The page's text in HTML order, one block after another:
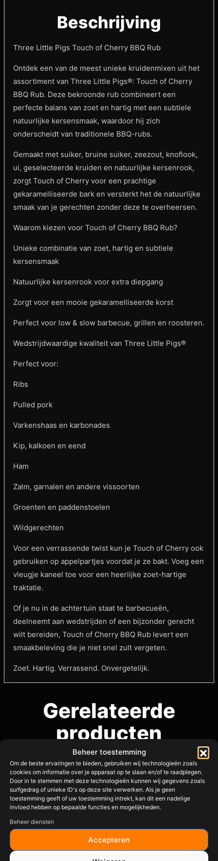
Beheer toestemming
Om de beste ervaringen te bieden, gebruiken wij technologieën zoals
cookies om informatie over je apparaat op te slaan en/of te raadplegen.
Door in te stemmen met deze technologieën kunnen wij gegevens zoals
surfgedrag of unieke ID's op deze site verwerken. Als je geen
toestemming geeft of uw toestemming intrekt, kan dit een nadelige
invloed hebben op bepaalde functies en mogelijkheden.
Beheer diensten
Accepteren
Beschrijving
Three Little Pigs Touch of Cherry BBQ Rub
Ontdek een van de meest unieke kruidenmixen uit het
assortiment van Three Little Pigs®: Touch of Cherry
BBQ Rub. Deze bekroonde rub combineert een
perfecte balans van zoet en hartig met een subtiele
natuurlijke kersensmaak, waardoor hij zich
onderscheidt van traditionele BBQ-rubs.
Gemaakt met suiker, bruine suiker, zeezout, knoflook,
ui, geselecteerde kruiden en natuurlijke kersenrook,
zorgt Touch of Cherry voor een prachtige
gekaramelliseerde bark en versterkt het de natuurlijke
smaak van je gerechten zonder deze te overheersen.
Waarom kiezen voor Touch of Cherry BBQ Rub?
Unieke combinatie van zoet, hartig en subtiele
kersensmaak
Natuurlijke kersenrook voor extra diepgang
Zorgt voor een mooie gekaramelliseerde korst
Perfect voor low & slow barbecue, grillen en roosteren.
Wedstrijdwaardige kwaliteit van Three Little Pigs®
Perfect voor:
Ribs
Pulled pork
Varkenshaas en karbonades
Kip, kalkoen en eend
Ham
Zalm, garnalen en andere vissoorten
Groenten en paddenstoelen
Wildgerechten
Voor een verrassende twist kun je Touch of Cherry ook
gebruiken op appelpartjes voordat je ze bakt. Voeg een
vleugje kaneel toe voor een heerlijke zoet-hartige
traktatie.
Of je nu in de achtertuin staat te barbecueën,
deelneemt aan wedstrijden of een bijzonder gerecht
wilt bereiden, Touch of Cherry BBQ Rub levert een
smaakbeleving die je niet snel zult vergeten.
Zoet. Hartig. Verrassend. Onvergetelijk.
Gerelateerde
producten